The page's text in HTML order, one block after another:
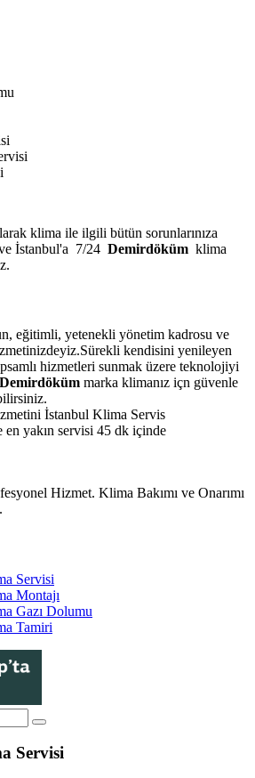
klima ile ilgili bütün sorunlarınıza
İstanbul'a 7/24 Demirdöküm klima
eğitimli, yetenekli yönetim kadrosu ve
kendisini yenileyen
hizmetleri sunmak üzere teknolojiyi
Demirdöküm marka klimanız içn güvenle
İstanbul Klima Servis
en yakın servisi 45 dk içinde
Hizmet. Klima Bakımı ve Onarımı
Servisi
Montajı
Gazı Dolumu
Tamiri
Servisi